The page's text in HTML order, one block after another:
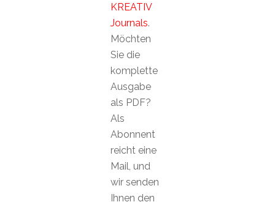
KREATIV
Journals.
Möchten
Sie die
komplette
Ausgabe
als PDF?
Als
Abonnent
reicht eine
Mail, und
wir senden
Ihnen den